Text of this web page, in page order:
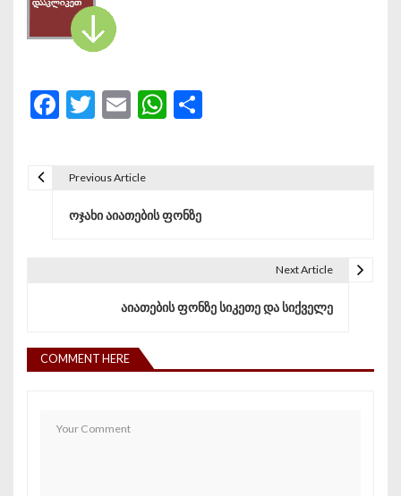
Facebook
Twitter
EmailWhatsApp
Previous Article
ოჯახი აიათების ფონზე
Next Article
აიათების ფონზე სიკეთე და სიქველე
COMMENT HERE